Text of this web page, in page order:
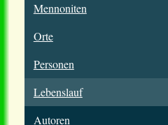
Mennoniten
Orte
Personen
Lebenslauf
Autoren